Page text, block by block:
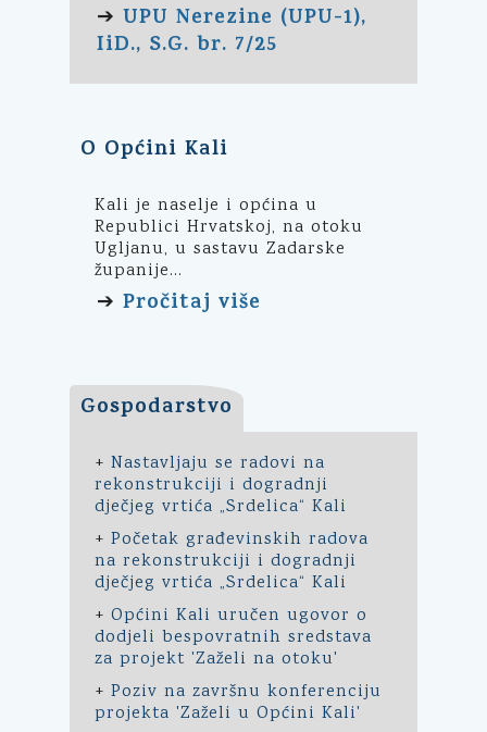
➔ UPU Nerezine (UPU-1),
IiD., S.G. br. 7/25
O Općini Kali
Kali je naselje i općina u
Republici Hrvatskoj, na otoku
Ugljanu, u sastavu Zadarske
županije...
➔ Pročitaj više
Gospodarstvo
+ Nastavljaju se radovi na
rekonstrukciji i dogradnji
dječjeg vrtića „Srdelica“ Kali
+ Početak građevinskih radova
na rekonstrukciji i dogradnji
dječjeg vrtića „Srdelica“ Kali
+ Općini Kali uručen ugovor o
dodjeli bespovratnih sredstava
za projekt 'Zaželi na otoku'
+ Poziv na završnu konferenciju
projekta 'Zaželi u Općini Kali'